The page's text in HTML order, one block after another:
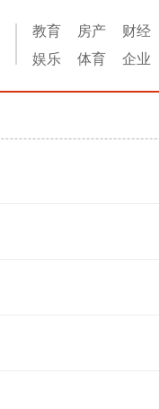
教育 房产 财经
娱乐
体育 企业